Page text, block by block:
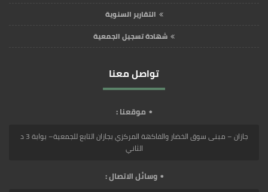
التقارير السنوية
شهادة تسجيل الجمعية
تواصل معنا
موقعنا :
جازان – مبنى سوق الخضار والفاكهة المركزي بجازان التابع للجمعية– بوابة 3 د
الثاني
وسائل الاتصال :